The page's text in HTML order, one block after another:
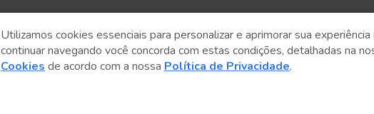
Anterior
Utilizamos cookies essenciais para personalizar e aprimorar sua
continuar navegando você concorda com estas condições, detalhadas na
Cookies de acordo com a nossa Política de Privacidade.